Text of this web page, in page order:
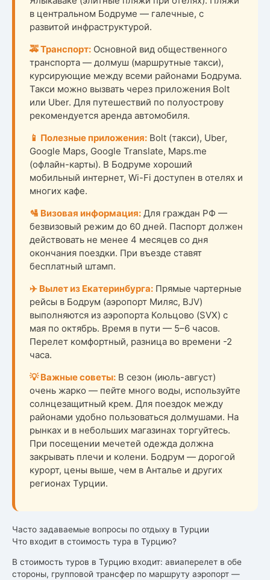
в центральном Бодруме — галечные, с
развитой инфраструктурой.
🚕 Транспорт: Основной вид общественного
транспорта — долмуш (маршрутные такси),
курсирующие между всеми районами Бодрума.
Такси можно вызвать через приложения Bolt
или Uber. Для путешествий по полуострову
рекомендуется аренда автомобиля.
📱 Полезные приложения: Bolt (такси), Uber,
Google Maps, Google Translate, Maps.me
(офлайн-карты). В Бодруме хороший
мобильный интернет, Wi-Fi доступен в отелях и
многих кафе.
🛂 Визовая информация: Для граждан РФ —
безвизовый режим до 60 дней. Паспорт должен
действовать не менее 4 месяцев со дня
окончания поездки. При въезде ставят
бесплатный штамп.
✈️ Вылет из Екатеринбурга: Прямые чартерные
рейсы в Бодрум (аэропорт Миляс, BJV)
выполняются из аэропорта Кольцово (SVX) с
мая по октябрь. Время в пути — 5–6 часов.
Перелет комфортный, разница во времени -2
часа.
💡 Важные советы: В сезон (июль-август)
очень жарко — пейте много воды, используйте
солнцезащитный крем. Для поездок между
районами удобно пользоваться долмушами. На
рынках и в небольших магазинах торгуйтесь.
При посещении мечетей одежда должна
закрывать плечи и колени. Бодрум — дорогой
курорт, цены выше, чем в Анталье и других
регионах Турции.
Часто задаваемые вопросы по отдыху в Турции
Что входит в стоимость тура в Турцию?
В стоимость туров в Турцию входит: авиаперелет в обе
стороны, групповой трансфер по маршруту аэропорт —